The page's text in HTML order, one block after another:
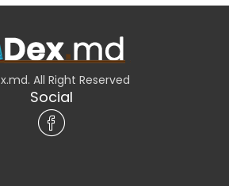
All Right Reserved
Social